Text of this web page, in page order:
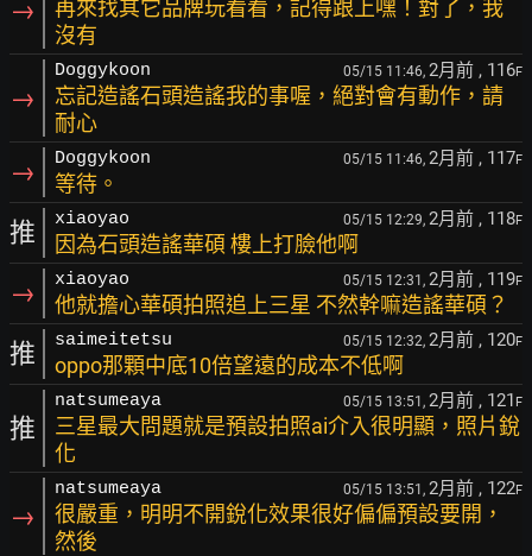
→
再來找其它品牌玩看看，記得跟上嘿！對了，我
沒有
→
Doggykoon 05/15 11:46, 2月前 , 116F
忘記造謠石頭造謠我的事喔，絕對會有動作，請
耐心
→ Doggykoon 05/15 11:46, 2月前 , 117F
等待。
推 xiaoyao 05/15 12:29, 2月前 , 118F
因為石頭造謠華碩 樓上打臉他啊
→ xiaoyao 05/15 12:31, 2月前 , 119F
他就擔心華碩拍照追上三星 不然幹嘛造謠華碩？
推 saimeitetsu 05/15 12:32, 2月前 , 120F
oppo那顆中底10倍望遠的成本不低啊
推
natsumeaya 05/15 13:51, 2月前 , 121 F
三星最大問題就是預設拍照ai介入很明顯，照片銳
化
→
natsumeaya 05/15 13:51, 2月前 , 122F
很嚴重，明明不開銳化效果很好偏偏預設要開，
然後